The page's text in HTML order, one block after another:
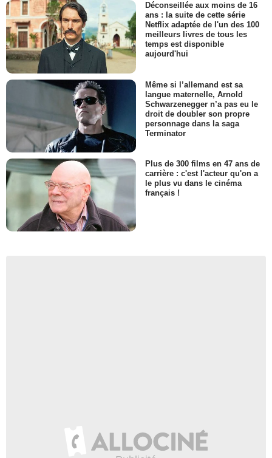
Déconseillée aux moins de 16
ans : la suite de cette série
Netflix adaptée de l'un des 100
meilleurs livres de tous les
temps est disponible
aujourd'hui
Même si l’allemand est sa
langue maternelle, Arnold
Schwarzenegger n’a pas eu le
droit de doubler son propre
personnage dans la saga
Terminator
Plus de 300 films en 47 ans de
carrière : c'est l'acteur qu'on a
le plus vu dans le cinéma
français !